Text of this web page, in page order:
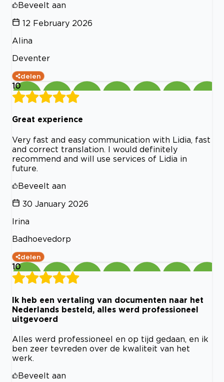
Beveelt aan
12 February 2026
Alina
Deventer
delen
10
Great experience
Very fast and easy communication with Lidia, fast
and correct translation. I would definitely
recommend and will use services of Lidia in
future.
Beveelt aan
30 January 2026
Irina
Badhoevedorp
delen
10
Ik heb een vertaling van documenten naar het
Nederlands besteld, alles werd professioneel
uitgevoerd
Alles werd professioneel en op tijd gedaan, en ik
ben zeer tevreden over de kwaliteit van het
werk.
Beveelt aan